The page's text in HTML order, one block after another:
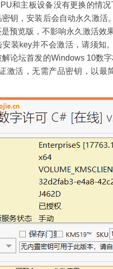
和主板设备没有更换的情
钥，安装后会自动永久激活
预览版，不影响永久激活效
装key并不会激活，请须知
论坛首发的Windows 10数
激活，无需产品密钥，以